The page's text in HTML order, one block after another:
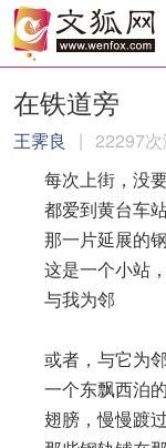
在铁道旁
王霁良 | 22297
每次上街，没
都爱到黄台车
那一片延展的
这是一个小站，
与我为邻
或者，与它为
一个东飘西泊的
翅膀，慢慢踱